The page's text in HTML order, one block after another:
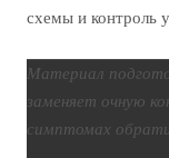
схемы и контроль
Материал
заменяет очную
симптомах